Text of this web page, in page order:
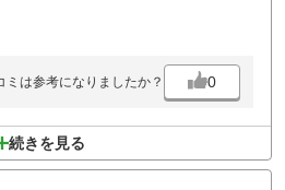
ミは参考になりましたか？ 0
続きを見る